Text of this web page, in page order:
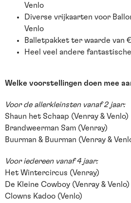
Venlo
Diverse vrijkaarten voor
Venlo
Balletpakket ter waarde van
Heel veel andere
Welke voorstellingen doen mee
Voor de allerkleinsten vanaf 2 jaar:
Shaun het Schaap (Venray & Venlo)
Brandweerman Sam (Venray)
Buurman & Buurman (Venray &
Voor iedereen vanaf 4 jaar:
Het Wintercircus (Venray)
De Kleine Cowboy (Venray & Venlo)
Clowns Kadoo (Venlo)